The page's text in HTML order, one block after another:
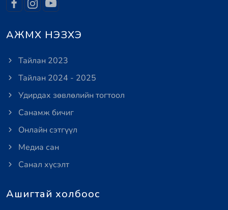
АЖМХ НЭЗХЭ
Тайлан 2023
Тайлан 2024 - 2025
Удирдах зөвлөлийн тогтоол
Санамж бичиг
Онлайн сэтгүүл
Медиа сан
Санал хүсэлт
Ашигтай холбоос